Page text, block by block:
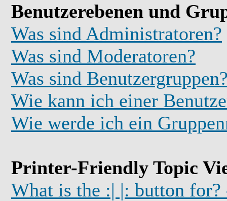
Benutzerebenen und
Was sind Administratoren?
Was sind Moderatoren?
Was sind
Wie kann ich einer
Wie werde ich ein
Printer-Friendly Topic
What is the :| |: button